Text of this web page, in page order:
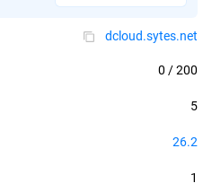
dcloud.sytes.net
0 / 200
5
26.2
1